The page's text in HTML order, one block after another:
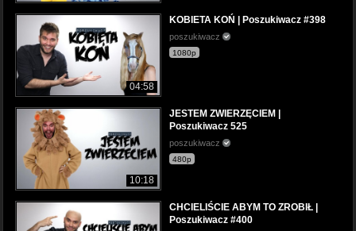
04:58
KOBIETA KOŃ | Poszukiwacz #398
poszukiwacz
1080p
10:18
JESTEM ZWIERZĘCIEM |
Poszukiwacz 525
poszukiwacz
480p
CHCIELIŚCIE ABYM TO ZROBIŁ |
Poszukiwacz #400